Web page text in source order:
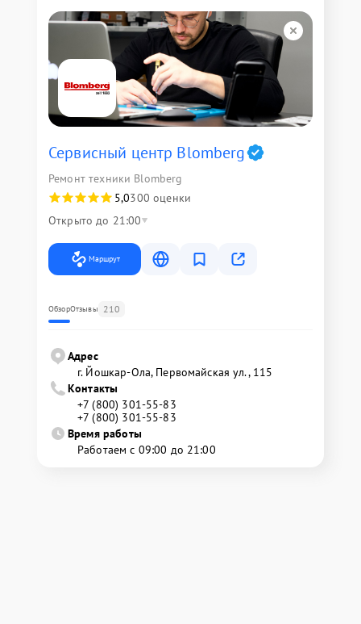
Сервисный центр Blomberg
Ремонт техники Blomberg
5,0300 оценки
Открыто до 21:00
Маршрут
ОбзорОтзывы 210
Адрес
г. Йошкар-Ола, Первомайская ул., 115
Контакты
+7 (800) 301-55-83
+7 (800) 301-55-83
Время работы
Работаем с 09:00 до 21:00